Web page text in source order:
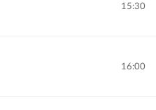
15:30
16:00